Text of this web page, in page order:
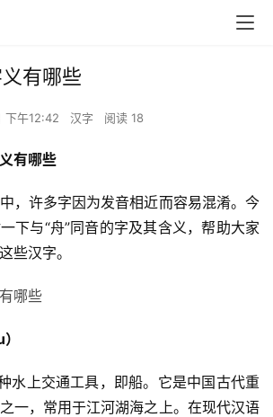
有哪些
下午12:42 汉字 阅读 18
有哪些
许多字因为发音相近而容易混淆。今
下与“舟”同音的字及其含义，帮助大家
些汉字。
上交通工具，即船。它是中国古代重
一，常用于江河湖海之上。在现代汉语